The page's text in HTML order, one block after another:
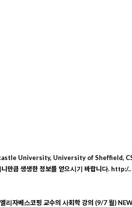
University, University of Sheffield,
만큼 생생한 정보를 얻으시기 바랍니다. http:/..
리자베스코핑 교수의 사회학 강의 (9/7